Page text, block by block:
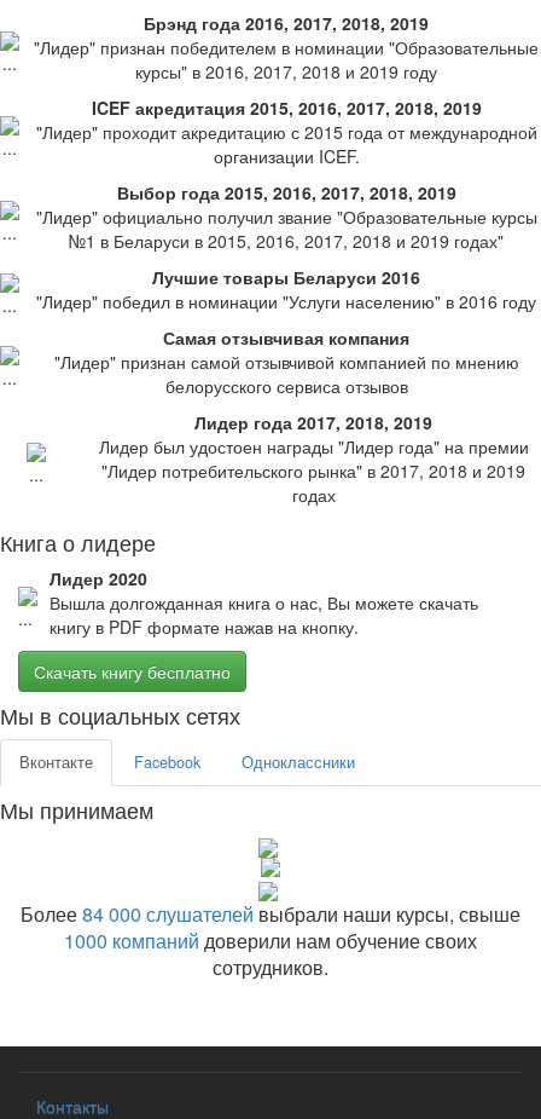
Брэнд года 2016, 2017, 2018, 2019
"Лидер" признан победителем в номинации "Образовательные
курсы" в 2016, 2017, 2018 и 2019 году
ICEF акредитация 2015, 2016, 2017, 2018, 2019
"Лидер" проходит акредитацию с 2015 года от международной
организации ICEF.
Выбор года 2015, 2016, 2017, 2018, 2019
"Лидер" официально получил звание "Образовательные курсы
№1 в Беларуси в 2015, 2016, 2017, 2018 и 2019 годах"
Лучшие товары Беларуси 2016
"Лидер" победил в номинации "Услуги населению" в 2016 году
Самая отзывчивая компания
"Лидер" признан самой отзывчивой компанией по мнению
белорусского сервиса отзывов
Лидер года 2017, 2018, 2019
Лидер был удостоен награды "Лидер года" на премии
"Лидер потребительского рынка" в 2017, 2018 и 2019
годах
Книга о лидере
Лидер 2020
Вышла долгожданная книга о нас, Вы можете скачать
книгу в PDF формате нажав на кнопку.
Скачать книгу бесплатно
Мы в социальных сетях
Вконтакте Facebook Одноклассники
Мы принимаем
Более84 000 слушателей выбрали наши курсы, свыше
1000 компаний доверили нам обучение своих
сотрудников.
Контакты